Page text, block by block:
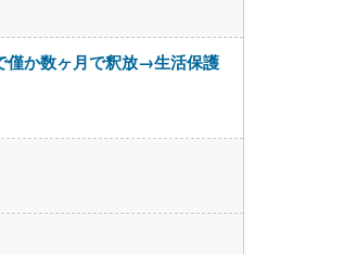
僅か数ヶ月で釈放→生活保護